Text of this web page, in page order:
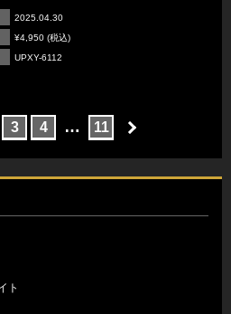
2025.04.30
¥4,950 (税込)
UPXY-6112
3 4 … 11
ト